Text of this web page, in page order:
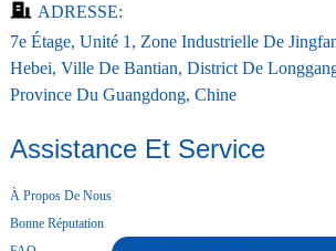
ADRESSE:
7e Étage, Unité 1, Zone Industrielle De
Hebei, Ville De Bantian, District De
Province Du Guangdong, Chine
Assistance Et Service
À Propos De Nous
Bonne Réputation